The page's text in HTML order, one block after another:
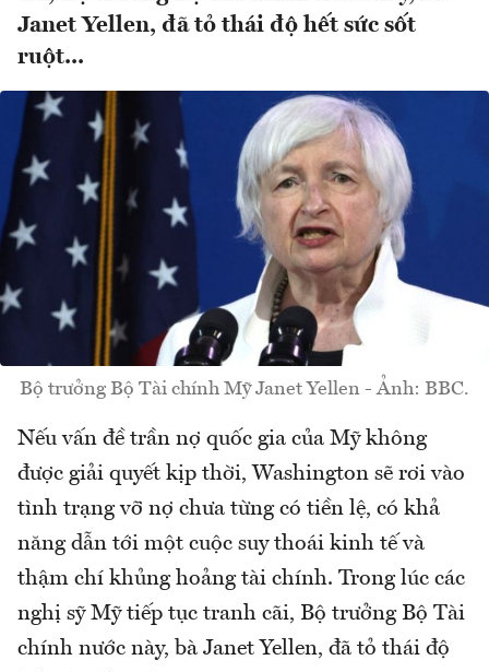
Janet Yellen, đã tỏ thái độ hết sức sốt
ruột...
Bộ trưởng Bộ Tài chính Mỹ Janet Yellen - Ảnh: BBC.
Nếu vấn đề trần nợ quốc gia của Mỹ không
được giải quyết kịp thời, Washington sẽ rơi vào
tình trạng vỡ nợ chưa từng có tiền lệ, có khả
năng dẫn tới một cuộc suy thoái kinh tế và
thậm chí khủng hoảng tài chính. Trong lúc các
nghị sỹ Mỹ tiếp tục tranh cãi, Bộ trưởng Bộ Tài
chính nước này, bà Janet Yellen, đã tỏ thái độ